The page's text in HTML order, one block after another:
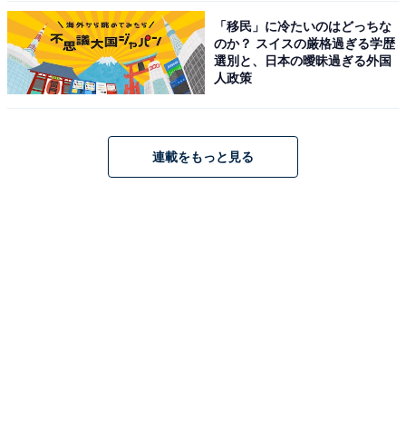
す。
透明カレンダー自体では立たせることができません。そ
「移民」に冷たいのはどっちな
のか？ スイスの厳格過ぎる学歴
選別と、日本の曖昧過ぎる外国
人政策
連載をもっと見る